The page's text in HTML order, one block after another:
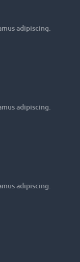
adipiscing.
adipiscing.
adipiscing.